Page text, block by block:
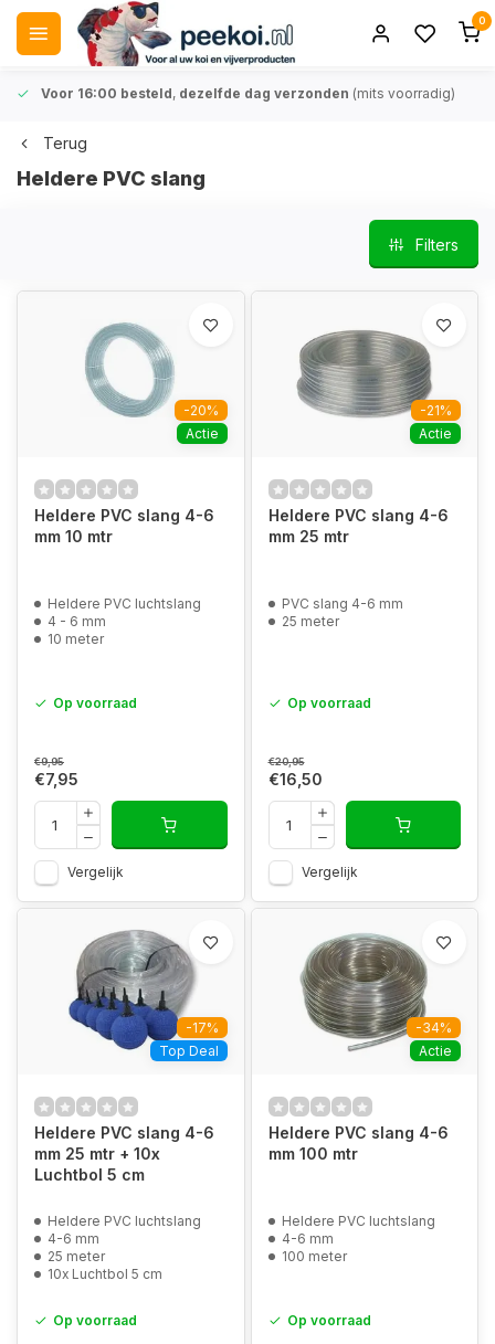
0
Voor 16:00 besteld, dezelfde dag verzonden (mits voorradig)
Terug
Heldere PVC slang
Filters
-20%
Actie
Heldere PVC slang 4-6
mm 10 mtr
Heldere PVC luchtslang
4 - 6 mm
10 meter
Op voorraad
€9,95
€7,95
Vergelijk
-21%
Actie
Heldere PVC slang 4-6
mm 25 mtr
PVC slang 4-6 mm
25 meter
Op voorraad
€20,95
€16,50
Vergelijk
-17%
Top Deal
Heldere PVC slang 4-6
mm 25 mtr + 10x
Luchtbol 5 cm
Heldere PVC luchtslang
4-6 mm
25 meter
10x Luchtbol 5 cm
Op voorraad
-34%
Actie
Heldere PVC slang 4-6
mm 100 mtr
Heldere PVC luchtslang
4-6 mm
100 meter
Op voorraad